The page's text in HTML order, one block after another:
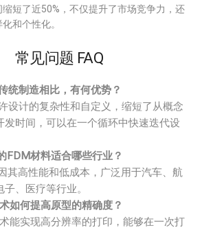
短了近50%，不仅提升了市场竞争力，还
和个性化。
常见问题 FAQ
统制造相比，有何优势？
设计的复杂性和自定义，缩短了从概念
发时间，可以在一个循环中快速迭代设
FDM材料适合哪些行业？
其高性能和低成本，广泛用于汽车、航
、医疗等行业。
如何提高原型的精确度？
能实现高分辨率的打印，能够在一次打